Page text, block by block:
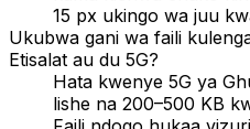
15 px ukingo wa juu
Ukubwa gani wa faili
Etisalat au du 5G?
Hata kwenye 5G ya
lishe na 200–500 KB